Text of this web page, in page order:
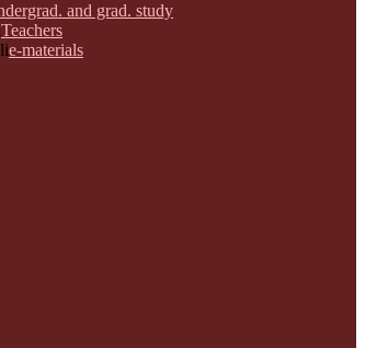
and grad. study
Teachers
e-materials